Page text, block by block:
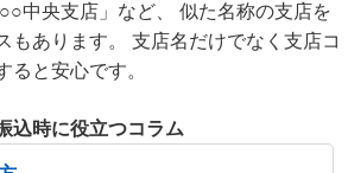
中央支店」など、 似た名称の支店を
もあります。 支店名だけでなく支店コ
ると安心です。
込時に役立つコラム